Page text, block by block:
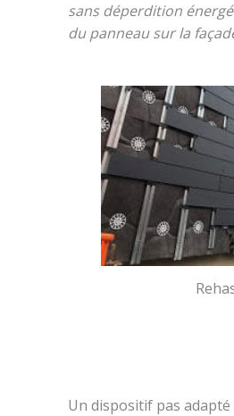
sans déperdition
du panneau sur la
Un dispositif pas